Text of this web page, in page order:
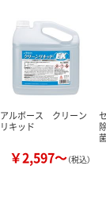
アルボース クリーン
リキッド
￥2,597～（税込）